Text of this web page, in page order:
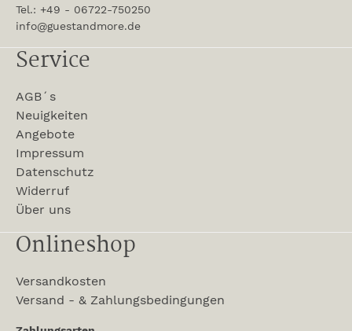
Tel.: +49 - 06722-750250
info@guestandmore.de
Service
AGB´s
Neuigkeiten
Angebote
Impressum
Datenschutz
Widerruf
Über uns
Onlineshop
Versandkosten
Versand - & Zahlungsbedingungen